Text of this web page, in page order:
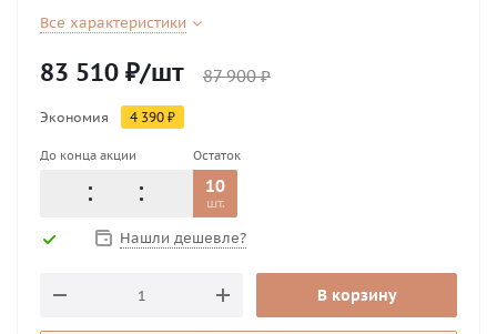
Все характеристики
83 510 ₽/шт 87 900₽
Экономия 4 390 ₽
До конца акции Остаток
10
шт.
Нашли дешевле?
В корзину